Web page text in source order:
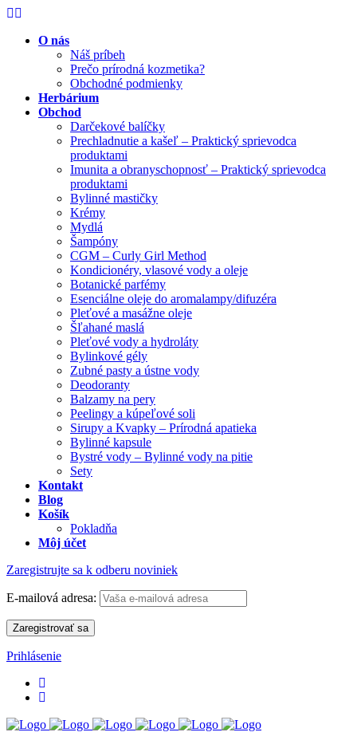
O nás
Náš príbeh
Prečo prírodná kozmetika?
Obchodné podmienky
Herbárium
Obchod
Darčekové balíčky
Prechladnutie a kašeľ – Praktický sprievodca
produktami
Imunita a obranyschopnosť – Praktický sprievodca
produktami
Bylinné mastičky
Krémy
Mydlá
Šampóny
CGM – Curly Girl Method
Kondicionéry, vlasové vody a oleje
Botanické parfémy
Esenciálne oleje do aromalampy/difuzéra
Pleťové a masážne oleje
Šľahané maslá
Pleťové vody a hydroláty
Bylinkové gély
Zubné pasty a ústne vody
Deodoranty
Balzamy na pery
Peelingy a kúpeľové soli
Sirupy a Kvapky – Prírodná apatieka
Bylinné kapsule
Bystré vody – Bylinné vody na pitie
Sety
Kontakt
Blog
Košík
Pokladňa
Môj účet
Zaregistrujte sa k odberu noviniek
E-mailová adresa:
Prihlásenie